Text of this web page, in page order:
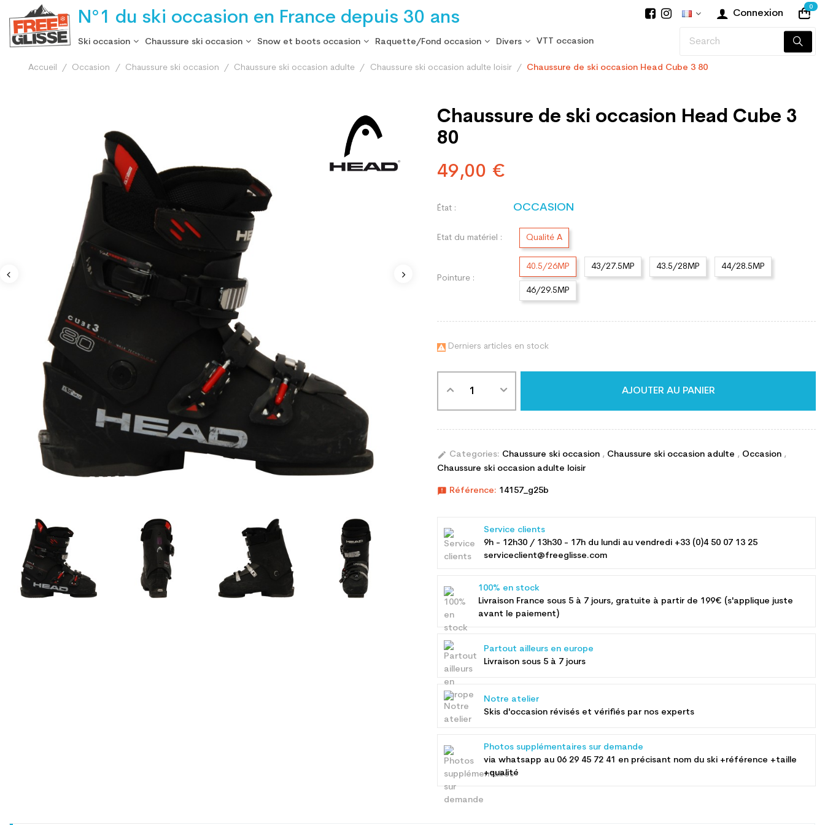
N°1 du ski occasion en France depuis 30 ans Connexion
0
Ski occasion Chaussure ski occasion Snow et boots occasion Raquette/Fond occasion Divers VTT occasion
Accueil Occasion Chaussure ski occasion Chaussure ski occasion adulte Chaussure ski occasion adulte loisir Chaussure de ski occasion Head Cube 3 80
Chaussure de ski occasion Head Cube 3
80
49,00 €
État : OCCASION
Etat du matériel : Qualité A
Pointure :
40.5/26MP 43/27.5MP 43.5/28MP 44/28.5MP
46/29.5MP
 Derniers articles en stock
AJOUTER AU PANIER
edit Categories: Chaussure ski occasion , Chaussure ski occasion adulte , Occasion ,
Chaussure ski occasion adulte loisir
announcement Référence: 14157_g25b
Service clients
9h - 12h30 / 13h30 - 17h du lundi au vendredi +33 (0)4 50 07 13 25
serviceclient@freeglisse.com
100% en stock
Livraison France sous 5 à 7 jours, gratuite à partir de 199€ (s'applique juste
avant le paiement)
Partout ailleurs en europe
Livraison sous 5 à 7 jours
Notre atelier
Skis d'occasion révisés et vérifiés par nos experts
Photos supplémentaires sur demande
via whatsapp au 06 29 45 72 41 en précisant nom du ski +référence +taille
+qualité